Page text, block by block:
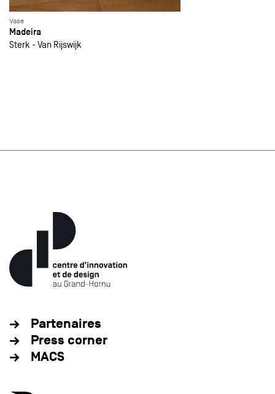
Vase
Madeira
Sterk - Van Rijswijk
Partenaires
Press corner
MACS